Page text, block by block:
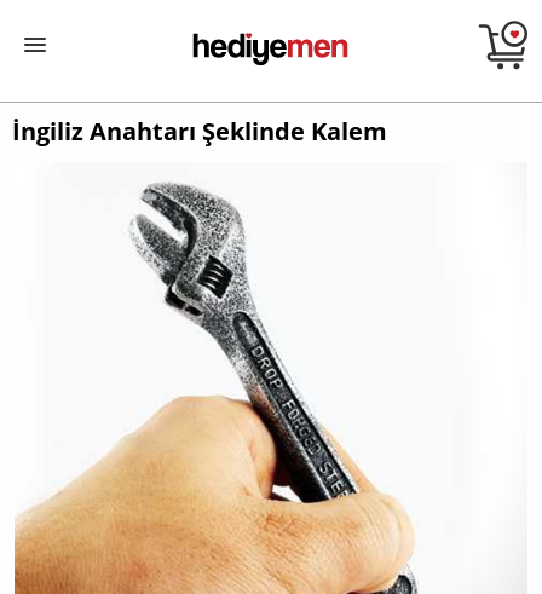
İngiliz Anahtarı Şeklinde Kalem